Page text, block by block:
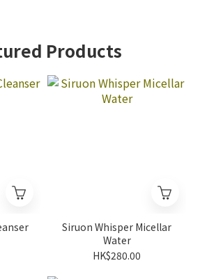
Products
Siruon Whisper Micellar
Water
HK$280.00